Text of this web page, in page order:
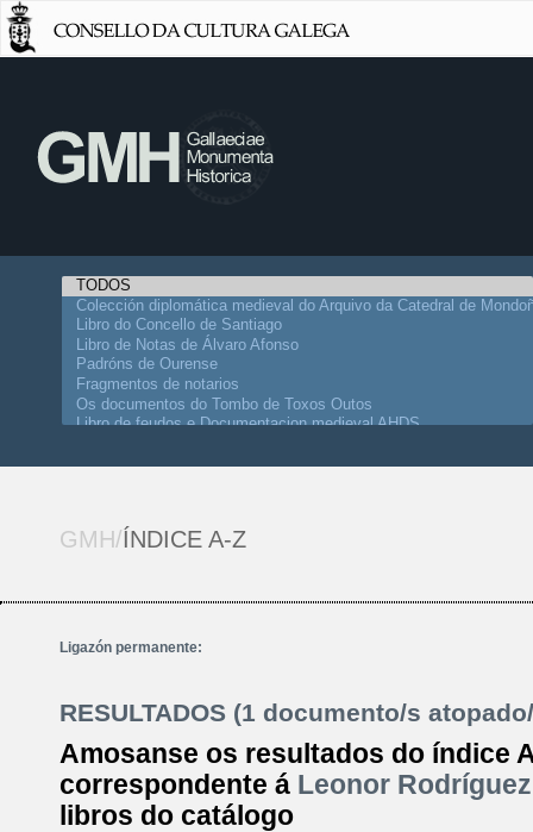
GMH/ÍNDICE A-Z
Ligazón permanente:
RESULTADOS (1 documento/s
Amosanse os resultados do índice
correspondente á Leonor
libros do catálogo